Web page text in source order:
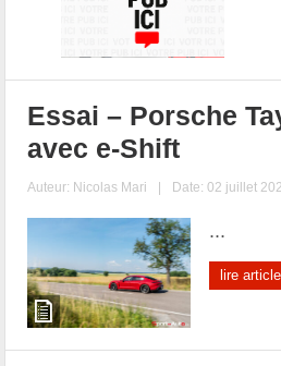
Essai – Porsche
avec e-Shift
Auteur: Nicolas Mari | Date: 02 juillet
...
lire article